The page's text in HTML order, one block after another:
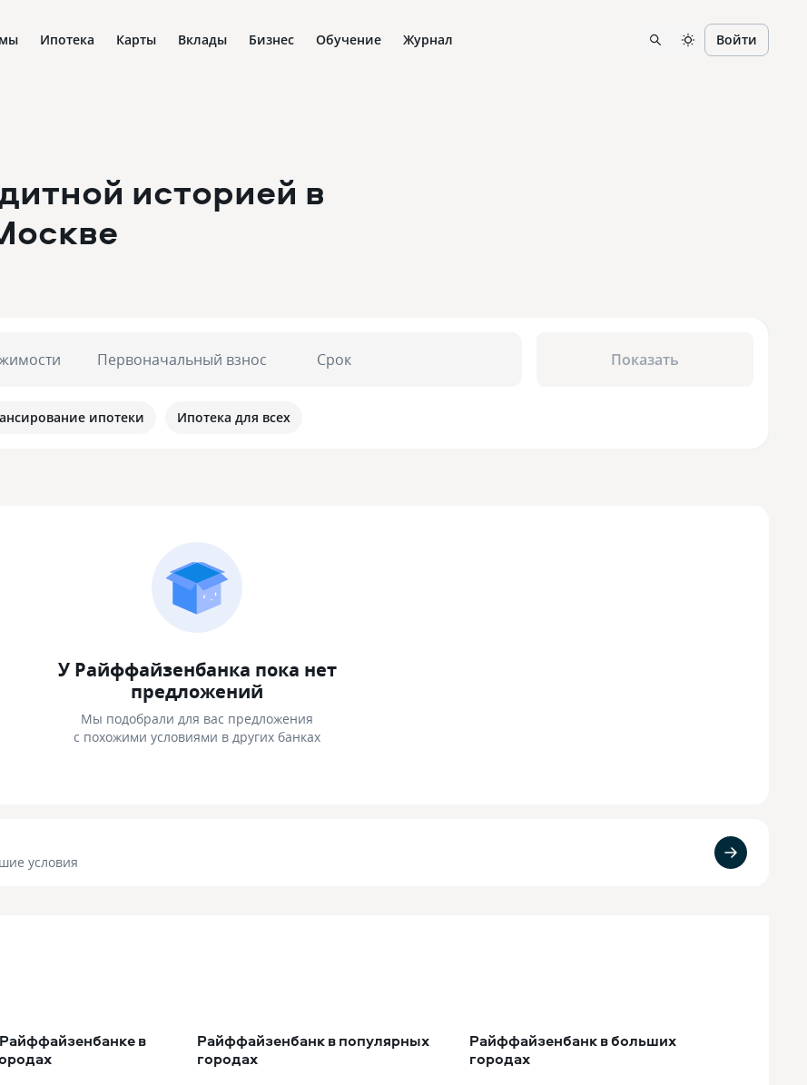
Ипотека Карты Вклады Бизнес Обучение Журнал Войти
историей в
Первоначальный взнос Срок Показать
ипотеки Ипотека для всех
У Райффайзенбанка пока нет
предложений
Мы подобрали для вас предложения
с похожими условиями в других банках
условия
в
Райффайзенбанк в популярных
городах
Райффайзенбанк в больших
городах